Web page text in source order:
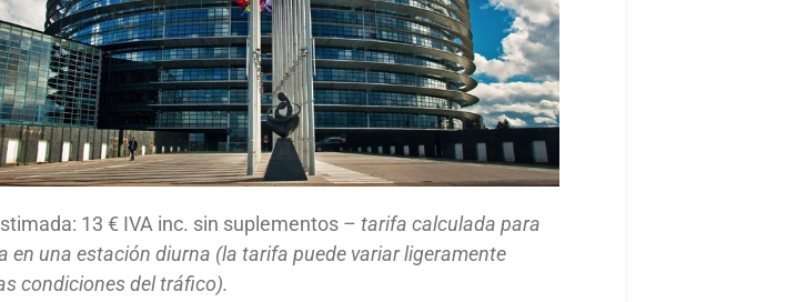
13 € IVA inc. sin suplementos –tarifa calculada para
en una estación diurna (la tarifa puede variar ligeramente
condiciones del tráfico).